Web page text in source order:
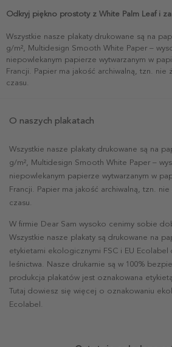
Odkryj piękno prostoty z White Palm Leaf i
Wszystkie nasze plakaty drukowane są na
g/m², Multidesign Smooth White Paper –
niepowlekanym papierze wytwarzanym w
Francji. Papier ma jakość archiwalną, tzn. nie
czasu.
O naszych plakatach
Wszystkie nasze plakaty drukowane są na
g/m², Multidesign Smooth White Paper –
niepowlekanym papierze wytwarzanym w
Francji. Papier ma jakość archiwalną, tzn. nie
czasu.
W firmie Dear Sam wysoko cenimy sobie
Wszystkie nasze plakaty są drukowane na
etykietami ekologicznymi FSC i EU
leśnictwa. Nasze drukarnie są w 100%
produkcja plakatów jest oznakowana
Tutaj dowiesz się więcej o oznakowaniu
Ecolabel.